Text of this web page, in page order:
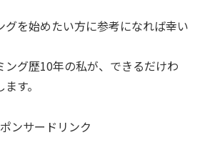
グを始めたい方に参考になれば幸い
ング歴10年の私が、できるだけわ
す。
ンサードリンク